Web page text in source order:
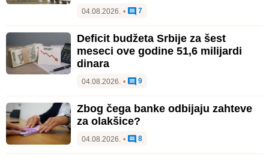
04.08.2026. • 7
Deficit budžeta Srbije za šest
meseci ove godine 51,6 milijardi
dinara
04.08.2026. • 9
Zbog čega banke odbijaju zahteve
za olakšice?
04.08.2026. • 8